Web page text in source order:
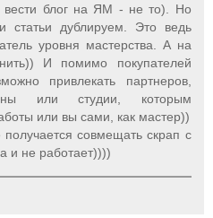
блог на ЯМ - не то). Но
статьи дублируем. Это ведь
уровня мастерства. А на
И помимо покупателей
привлекать партнеров,
или студии, которым
или вы сами, как мастер))
совмещать скрап с
и не работает))))